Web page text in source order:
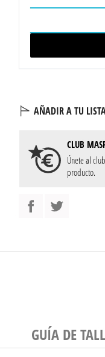
AÑADIR A TU
CLUB
Únete al
producto.
GUÍA DE